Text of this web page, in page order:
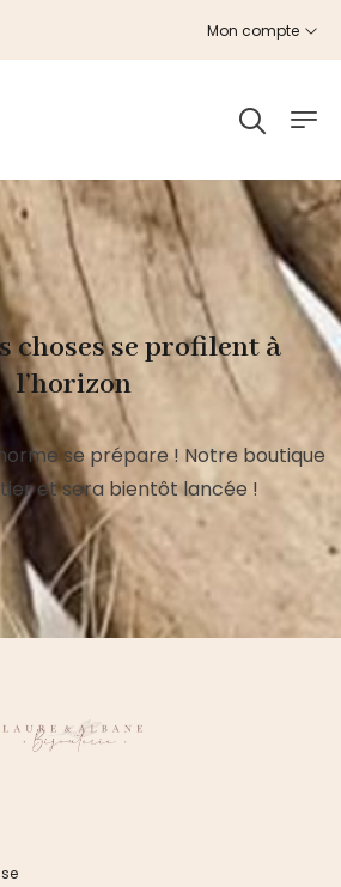
Mon compte
choses se profilent à
l’horizon
se prépare ! Notre boutique
et sera bientôt lancée !